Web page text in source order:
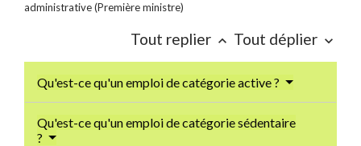
administrative (Première ministre)
Tout replier keyboard_arrow_up Tout déplier keyboard_arrow_down
Qu'est-ce qu'un emploi de catégorie active ?
Qu'est-ce qu'un emploi de catégorie sédentaire
?